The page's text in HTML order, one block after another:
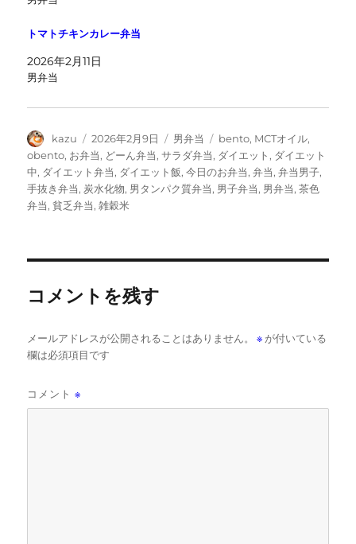
トマトチキンカレー弁当
2026年2月11日
男弁当
投
稿
者
kazu
投
稿
日:
2026年2月9日
カ
テ
ゴ
リ
男弁当
タ
グ
bento, MCTオイル,
obento, お弁当, どーん弁当,サラダ弁当, ダイエット, ダイエット
中, ダイエット弁当, ダイエット飯,今日のお弁当,弁当,弁当男子,
手抜き弁当,炭水化物, 男タンパク質弁当, 男子弁当, 男弁当,茶色
弁当,貧乏弁当,雑穀米
コメントを残す
メールアドレスが公開されることはありません。 ※ が付いている
欄は必須項目です
コメント※